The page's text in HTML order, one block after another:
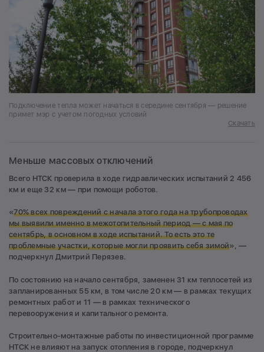
Подключение тепла может начаться в середине сентября — решение
примет мэр с учетом погодных условий
Скачать
Меньше массовых отключений
Всего НТСК проверила в ходе гидравлических испытаний 2 456
км и еще 32 км — при помощи роботов.
«70% всех повреждений с начала этого года на трубопроводах
мы выявили именно в межотопительный период — с мая по
сентябрь, в основном в ходе испытаний. То есть это те
проблемные участки, которые могли проявить себя зимой», —
подчеркнул Дмитрий Перязев.
По состоянию на начало сентября, заменен 31 км теплосетей из
запланированных 55 км, в том числе 20 км — в рамках текущих
ремонтных работ и 11 — в рамках технического
перевооружения и капитального ремонта.
Строительно-монтажные работы по инвестиционной программе
НТСК не влияют на запуск отопления в городе, подчеркнул